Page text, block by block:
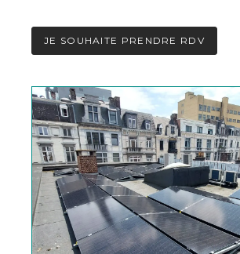
JE SOUHAITE PRENDRE RDV